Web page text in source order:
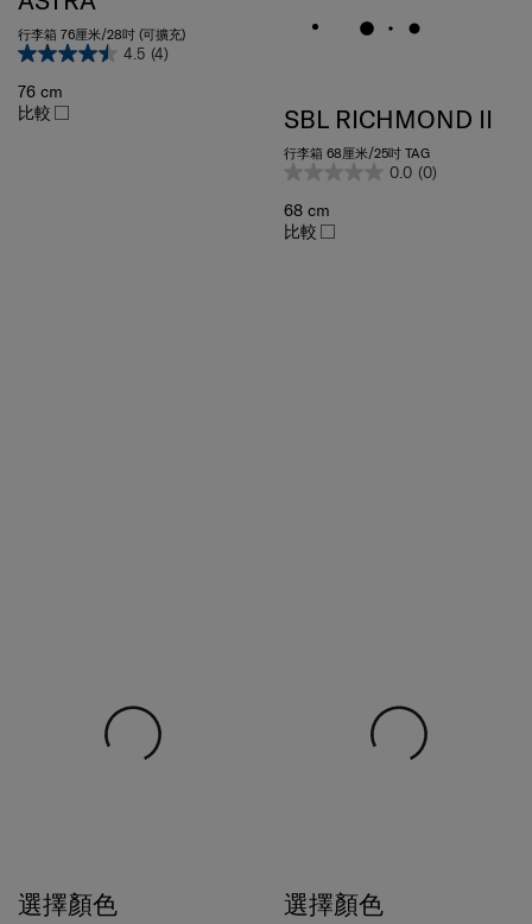
行李箱 76厘米/28吋 (可擴充)
4.5 (4)
76 cm
比較
行李箱 68厘米/25吋 TAG
0.0 (0)
68 cm
比較
$4,080 $1,980 $1,386